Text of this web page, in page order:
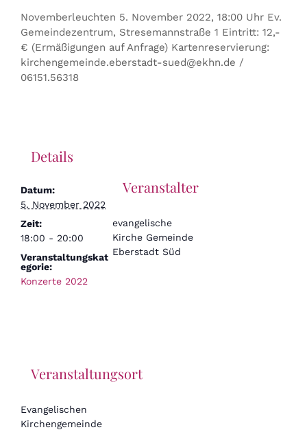
Novemberleuchten 5. November 2022, 18:00 Uhr Ev.
Gemeindezentrum, Stresemannstraße 1 Eintritt: 12,-
€ (Ermäßigungen auf Anfrage) Kartenreservierung:
kirchengemeinde.eberstadt-sued@ekhn.de /
06151.56318
Details
Datum:
5. November 2022
Zeit:
18:00 - 20:00
Veranstaltungskat
egorie:
Konzerte 2022
Veranstalter
evangelische
Kirche Gemeinde
Eberstadt Süd
Veranstaltungsort
Evangelischen
Kirchengemeinde